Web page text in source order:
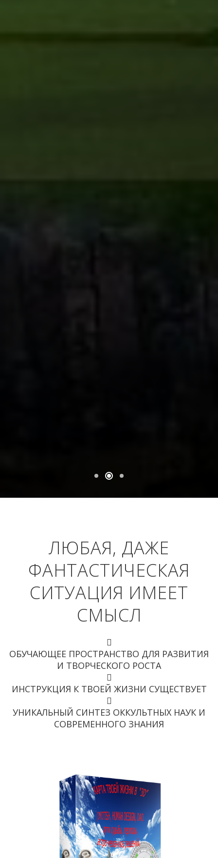
ЛЮБАЯ, ДАЖЕ
ФАНТАСТИЧЕСКАЯ
СИТУАЦИЯ ИМЕЕТ
СМЫСЛ
ОБУЧАЮЩЕЕ ПРОСТРАНСТВО ДЛЯ РАЗВИТИЯ
И ТВОРЧЕСКОГО РОСТА
ИНСТРУКЦИЯ К ТВОЕЙ ЖИЗНИ СУЩЕСТВУЕТ
УНИКАЛЬНЫЙ СИНТЕЗ ОККУЛЬТНЫХ НАУК И
СОВРЕМЕННОГО ЗНАНИЯ